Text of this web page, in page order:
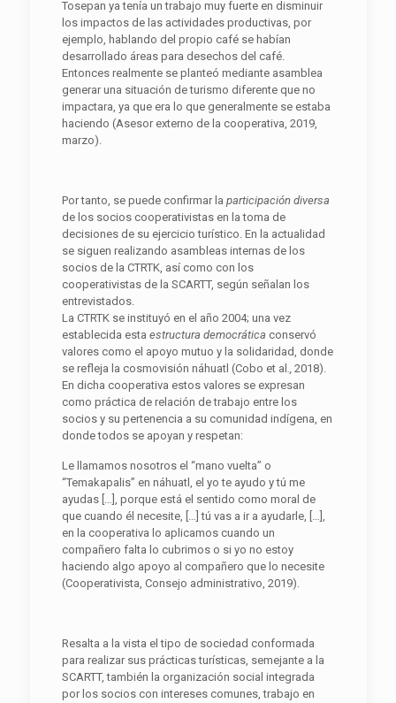
Tosepan ya tenía un trabajo muy fuerte en disminuir
los impactos de las actividades productivas, por
ejemplo, hablando del propio café se habían
desarrollado áreas para desechos del café.
Entonces realmente se planteó mediante asamblea
generar una situación de turismo diferente que no
impactara, ya que era lo que generalmente se estaba
haciendo (Asesor externo de la cooperativa, 2019,
marzo).
Por tanto, se puede confirmar la participación diversa
de los socios cooperativistas en la toma de
decisiones de su ejercicio turístico. En la actualidad
se siguen realizando asambleas internas de los
socios de la CTRTK, así como con los
cooperativistas de la SCARTT, según señalan los
entrevistados.
La CTRTK se instituyó en el año 2004; una vez
establecida esta estructura democrática conservó
valores como el apoyo mutuo y la solidaridad, donde
se refleja la cosmovisión náhuatl (Cobo et al ., 2018).
En dicha cooperativa estos valores se expresan
como práctica de relación de trabajo entre los
socios y su pertenencia a su comunidad indígena, en
donde todos se apoyan y respetan:
Le llamamos nosotros el “mano vuelta” o
“Temakapalis” en náhuatl, el yo te ayudo y tú me
ayudas […], porque está el sentido como moral de
que cuando él necesite, […] tú vas a ir a ayudarle, […],
en la cooperativa lo aplicamos cuando un
compañero falta lo cubrimos o si yo no estoy
haciendo algo apoyo al compañero que lo necesite
(Cooperativista, Consejo administrativo, 2019).
Resalta a la vista el tipo de sociedad conformada
para realizar sus prácticas turísticas, semejante a la
SCARTT, también la organización social integrada
por los socios con intereses comunes, trabajo en